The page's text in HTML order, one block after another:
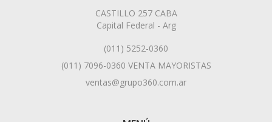
CASTILLO 257 CABA
Capital Federal - Arg
(011) 5252-0360
(011) 7096-0360 VENTA MAYORISTAS
ventas@grupo360.com.ar